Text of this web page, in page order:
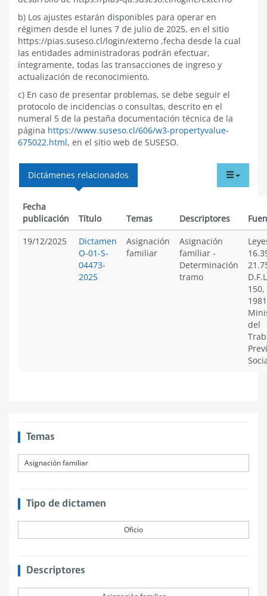
b) Los ajustes estarán disponibles para operar en
régimen desde el lunes 7 de julio de 2025, en el sitio
https://pias.suseso.cl/login/externo ,fecha desde la cual
las entidades administradoras podrán efectuar,
íntegramente, todas las transacciones de ingreso y
actualización de reconocimiento.
c) En caso de presentar problemas, se debe seguir el
protocolo de incidencias o consultas, descrito en el
numeral 5 de la pestaña documentación técnica de la
página https://www.suseso.cl/606/w3-propertyvalue-
675022.html, en el sitio web de SUSESO.
menu
Dictámenes relacionados
Fecha
publicación
Título Temas Descriptores
19/12/2025
Dictamen
O-01-S-
04473-
2025
Asignación
familiar
Asignación
familiar -
Determinación
tramo
del
Temas
Asignación familiar
Tipo de dictamen
Oficio
Descriptores